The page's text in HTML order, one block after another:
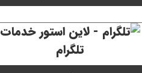
خدمات
تلگرام